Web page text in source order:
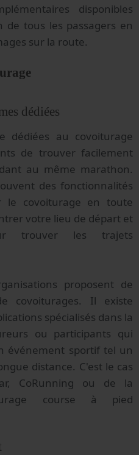
disponibles
tous les passagers en
sur la route.
dédiées
dédiées au covoiturage
de trouver facilement
au même marathon.
des fonctionnalités
le covoiturage en toute
votre lieu de départ et
trouver les trajets
proposent de
covoiturages. Il existe
spécialisés dans la
ou participants qui
événement sportif tel un
distance. C'est le cas
CoRunning ou de la
course à pied